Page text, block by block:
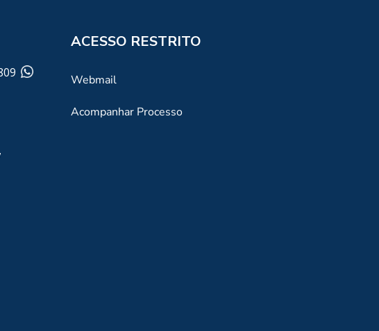
ACESSO RESTRITO
Webmail
Acompanhar Processo